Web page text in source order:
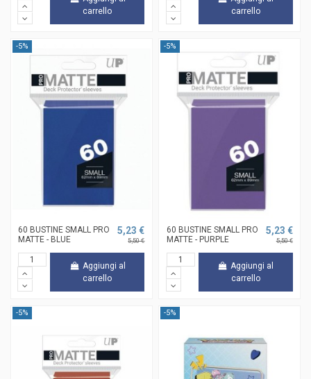
carrello
carrello
-5%
60 BUSTINE SMALL PRO
MATTE - BLUE
5,23 €
5,50 €
Aggiungi al
carrello
-5%
60 BUSTINE SMALL PRO
MATTE - PURPLE
5,23 €
5,50 €
Aggiungi al
carrello
-5% -5%